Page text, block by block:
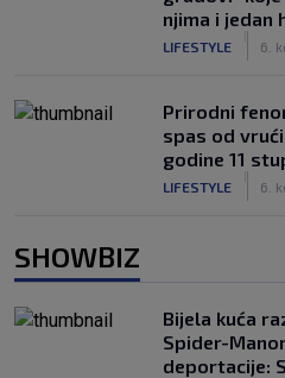
njima i jedan
LIFESTYLE 6.
Prirodni
spas od
godine 11
LIFESTYLE 6.
SHOWBIZ
Bijela kuća
Spider-
deportacije: